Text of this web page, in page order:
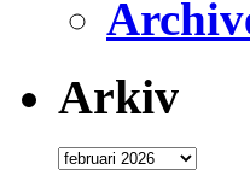
Arkiv